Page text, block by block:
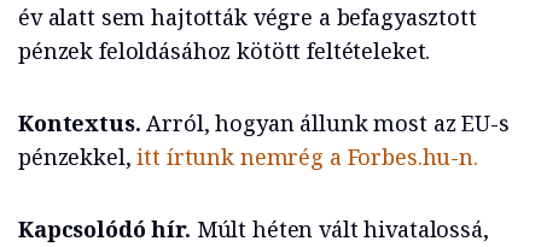
év alatt sem hajtották végre a befagyasztott
pénzek feloldásához kötött feltételeket.
Kontextus.Arról, hogyan állunk most az EU-s
pénzekkel,itt írtunk nemrég a Forbes.hu-n.
Kapcsolódó hír. Múlt héten vált hivatalossá,